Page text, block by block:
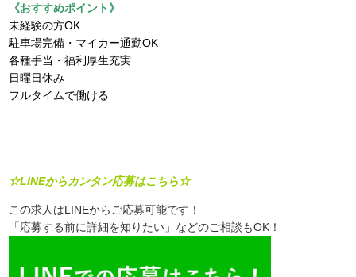
《おすすめポイント》
未経験の方OK
駐車場完備・マイカー通勤OK
各種手当・福利厚生充実
日曜日休み
フルタイムで働ける
☆LINEからカンタン応募はこちら☆
この求人はLINEからご応募可能です！
「応募する前に詳細を知りたい」などのご相談もOK！